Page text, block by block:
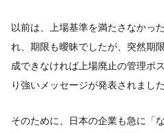
以前は、上場基準を満たさなかっ
れ、期限も曖昧でしたが、突然期
成できなければ上場廃止の管理ポ
り強いメッセージが発表されました
そのために、日本の企業も急に「